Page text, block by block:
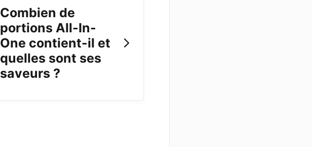
Combien de
portions All-In-
One contient-il et
quelles sont ses
saveurs ?